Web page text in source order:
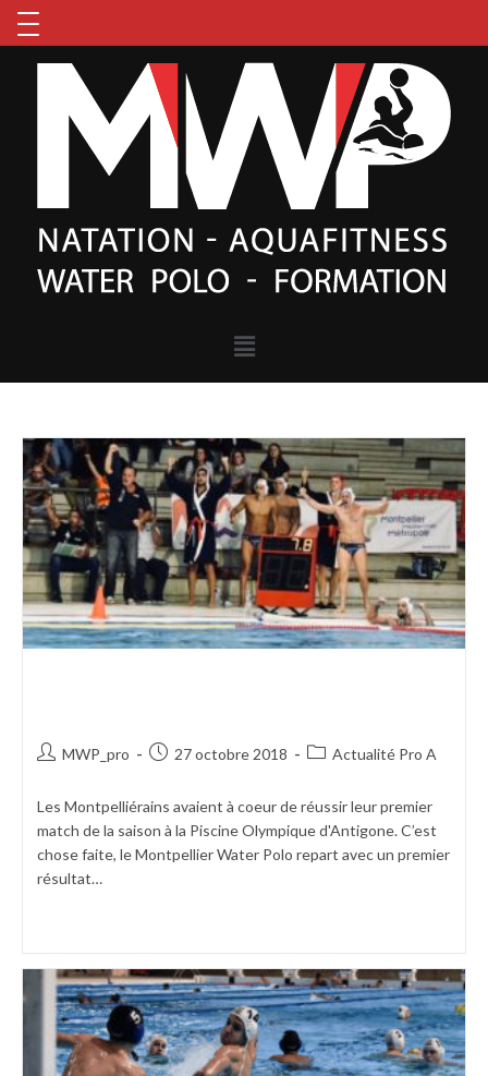
MWP_pro 27 octobre 2018 Actualité Pro A
Les Montpelliérains avaient à coeur de réussir leur premier
match de la saison à la Piscine Olympique d'Antigone. C’est
chose faite, le Montpellier Water Polo repart avec un premier
résultat…